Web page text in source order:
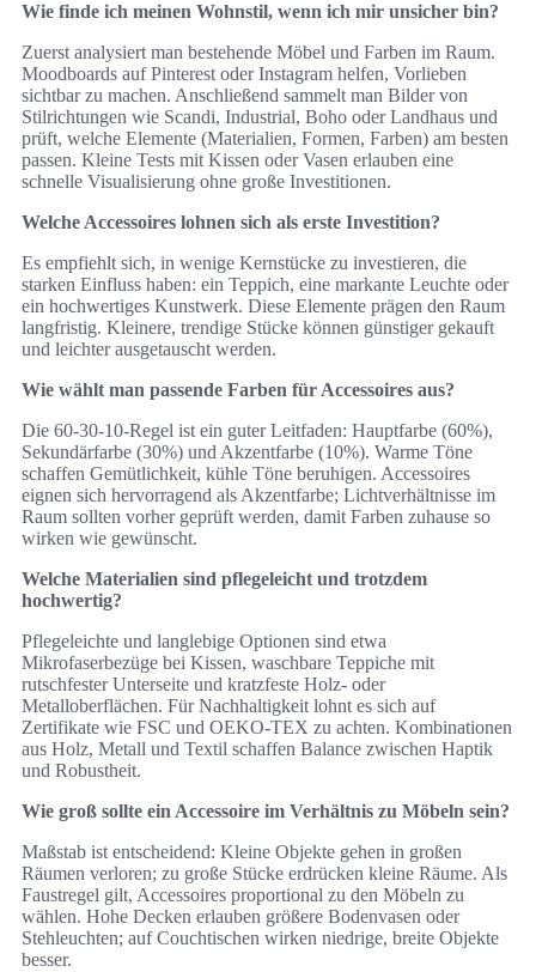
Wie finde ich meinen Wohnstil, wenn ich mir unsicher bin?
Zuerst analysiert man bestehende Möbel und Farben im Raum.
Moodboards auf Pinterest oder Instagram helfen, Vorlieben
sichtbar zu machen. Anschließend sammelt man Bilder von
Stilrichtungen wie Scandi, Industrial, Boho oder Landhaus und
prüft, welche Elemente (Materialien, Formen, Farben) am besten
passen. Kleine Tests mit Kissen oder Vasen erlauben eine
schnelle Visualisierung ohne große Investitionen.
Welche Accessoires lohnen sich als erste Investition?
Es empfiehlt sich, in wenige Kernstücke zu investieren, die
starken Einfluss haben: ein Teppich, eine markante Leuchte oder
ein hochwertiges Kunstwerk. Diese Elemente prägen den Raum
langfristig. Kleinere, trendige Stücke können günstiger gekauft
und leichter ausgetauscht werden.
Wie wählt man passende Farben für Accessoires aus?
Die 60-30-10-Regel ist ein guter Leitfaden: Hauptfarbe (60%),
Sekundärfarbe (30%) und Akzentfarbe (10%). Warme Töne
schaffen Gemütlichkeit, kühle Töne beruhigen. Accessoires
eignen sich hervorragend als Akzentfarbe; Lichtverhältnisse im
Raum sollten vorher geprüft werden, damit Farben zuhause so
wirken wie gewünscht.
Welche Materialien sind pflegeleicht und trotzdem
hochwertig?
Pflegeleichte und langlebige Optionen sind etwa
Mikrofaserbezüge bei Kissen, waschbare Teppiche mit
rutschfester Unterseite und kratzfeste Holz- oder
Metalloberflächen. Für Nachhaltigkeit lohnt es sich auf
Zertifikate wie FSC und OEKO-TEX zu achten. Kombinationen
aus Holz, Metall und Textil schaffen Balance zwischen Haptik
und Robustheit.
Wie groß sollte ein Accessoire im Verhältnis zu Möbeln sein?
Maßstab ist entscheidend: Kleine Objekte gehen in großen
Räumen verloren; zu große Stücke erdrücken kleine Räume. Als
Faustregel gilt, Accessoires proportional zu den Möbeln zu
wählen. Hohe Decken erlauben größere Bodenvasen oder
Stehleuchten; auf Couchtischen wirken niedrige, breite Objekte
besser.